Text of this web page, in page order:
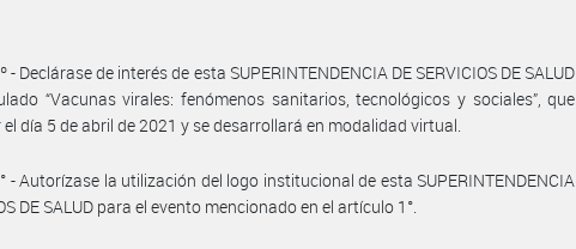
- Declárase de interés de esta SUPERINTENDENCIA DE SERVICIOS DE SALUD
“Vacunas virales: fenómenos sanitarios, tecnológicos y sociales”, que
día 5 de abril de 2021 y se desarrollará en modalidad virtual.
- Autorízase la utilización del logo institucional de esta SUPERINTENDENCIA
DE SALUD para el evento mencionado en el artículo 1°.